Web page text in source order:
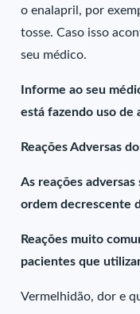
o enalapril, por
tosse. Caso isso
seu médico.
Informe ao seu
está fazendo uso de
Reações Adversas
As reações adversas
ordem decrescente
Reações muito
pacientes que
Vermelhidão, dor e